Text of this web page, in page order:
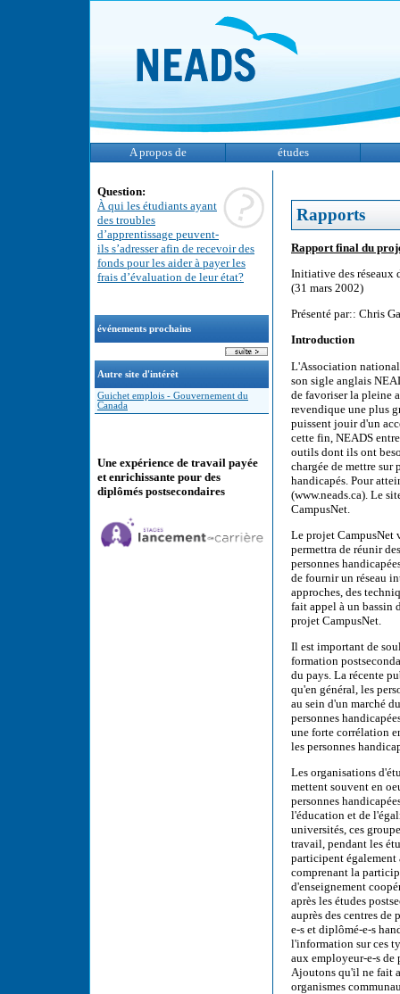
A propos de études
Question:
À qui les étudiants ayant
des troubles
d’apprentissage peuvent-
ils s’adresser afin de recevoir des
fonds pour les aider à payer les
frais d’évaluation de leur état?
événements prochains
Autre site d'intérêt
Guichet emplois - Gouvernement du
Canada
Une expérience de travail payée
et enrichissante pour des
diplômés postsecondaires
Rapports
Rapport final du
Initiative des réseaux
(31 mars 2002)
Présenté par:: Chris
Introduction
L'Association
son sigle anglais
de favoriser la pleine
revendique une plus
puissent jouir d'un
cette fin, NEADS
outils dont ils ont
chargée de mettre
handicapés. Pour
(www.neads.ca). Le
CampusNet.
Le projet CampusNet
permettra de réunir
personnes
de fournir un réseau
approches, des
fait appel à un bassin
projet CampusNet.
Il est important de
formation
du pays. La récente
qu'en général, les
au sein d'un marché
personnes
une forte corrélation
les personnes
Les organisations
mettent souvent en
personnes
l'éducation et de
universités, ces
travail, pendant les
participent également
comprenant la
d'enseignement
après les études
auprès des centres
e-s et diplômé-e-s
l'information sur ces
aux employeur-e-s de
Ajoutons qu'il ne fait
organismes